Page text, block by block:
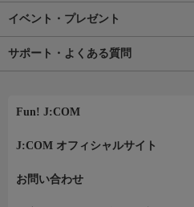
イベント・プレゼント
サポート・よくある質問
Fun! J:COM
J:COM オフィシャルサイト
お問い合わせ